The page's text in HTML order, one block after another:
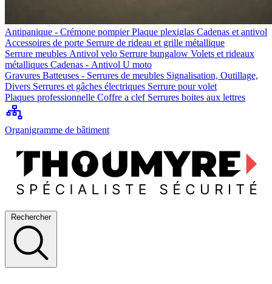
Antipanique - Crémone pompierPlaque plexiglas Cadenas et antivol
Accessoires de porte Serrure de rideau et grille métallique
Serrure meubles Antivol velo Serrure bungalow Volets et rideaux
métalliques Cadenas - Antivol U moto
Gravures Batteuses - Serrures de meubles Signalisation, Outillage,
Divers Serrures et gâches électriques Serrure pour volet
Plaques professionnelle Coffre a clef Serrures boites aux lettres
Organigramme de bâtiment
Rechercher